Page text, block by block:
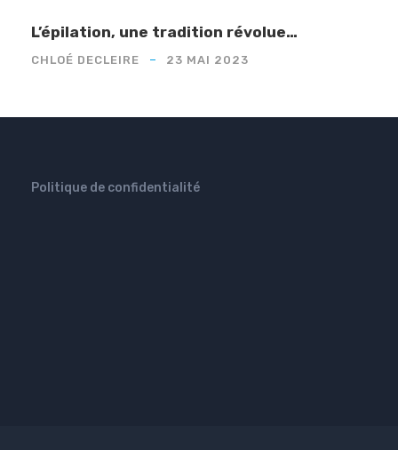
L’épilation, une tradition révolue…
CHLOÉ DECLEIRE 23 MAI 2023
Politique de confidentialité